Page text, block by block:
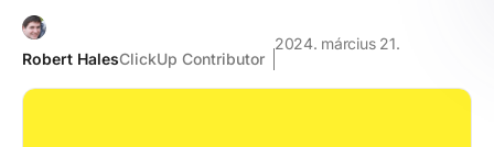
Robert HalesClickUp Contributor
2024. március 21.